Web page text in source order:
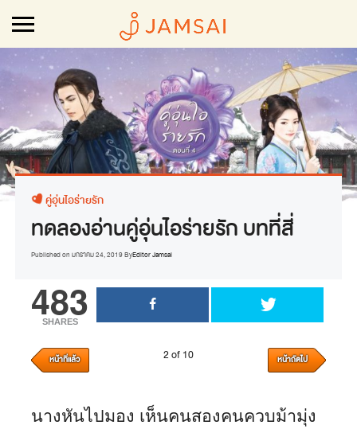
คู่อุ่นไอร่ายรัก
ทดลองอ่านคู่อุ่นไอร่ายรัก บทที่สี่
Published on มกราคม 24, 2019ByEditor Jamsai
483
SHARES
หน้าที่แล้ว 2 of 10 หน้าถัดไป
นางหันไปมอง เห็นคนสองคนควบม้ามุ่ง